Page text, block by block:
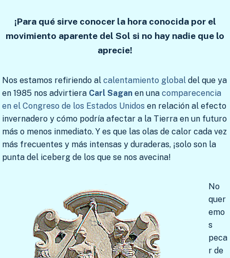
¡Para qué sirve conocer la hora conocida por el
movimiento aparente del Sol si no hay nadie que lo
aprecie!
Nos estamos refiriendo al calentamiento global del que ya
en 1985 nos advirtiera Carl Sagan en una comparecencia
en el Congreso de los Estados Unidos en relación al efecto
invernadero y cómo podría afectar a la Tierra en un futuro
más o menos inmediato. Y es que las olas de calor cada vez
más frecuentes y más intensas y duraderas, ¡solo son la
punta del iceberg de los que se nos avecina!
No
quer
emo
s
peca
r de